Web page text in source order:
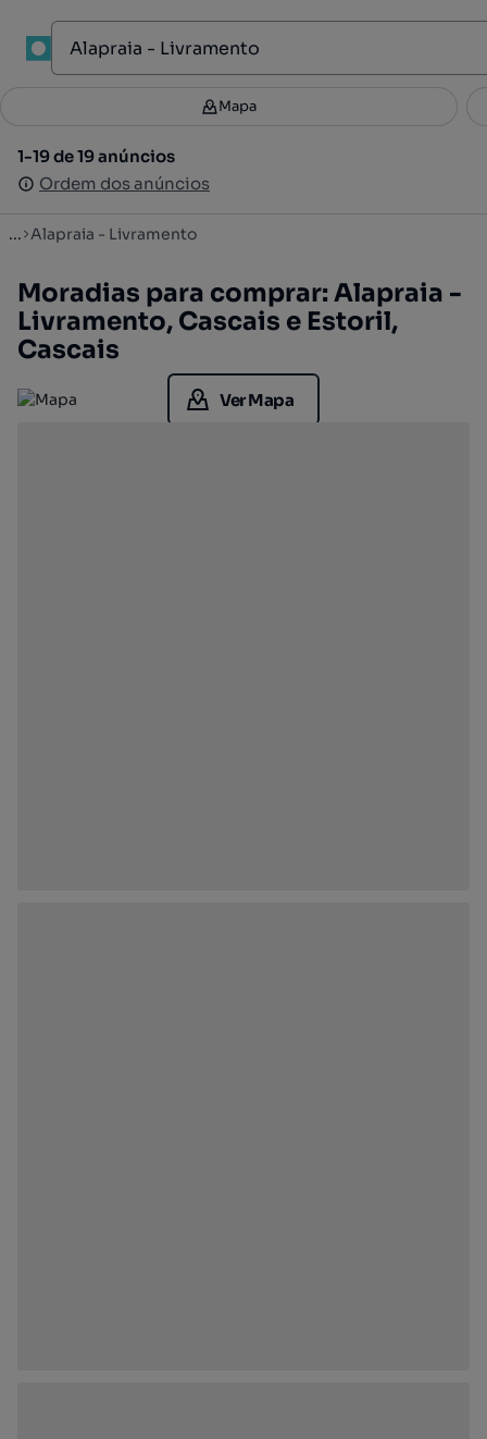
Filtros 2
1-19 de 19 anúncios
Ordem dos anúncios
Mapa
1-19 de 19 anúncios
Ordem dos anúncios
... Alapraia - Livramento
Moradias para comprar: Alapraia -
Livramento, Cascais e Estoril,
Cascais
Ver Mapa